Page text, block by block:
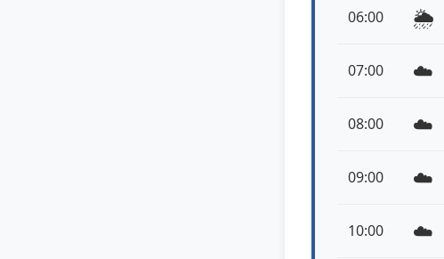
06:00 🌦️
07:00 ☁️
08:00 ☁️
09:00 ☁️
10:00 ☁️